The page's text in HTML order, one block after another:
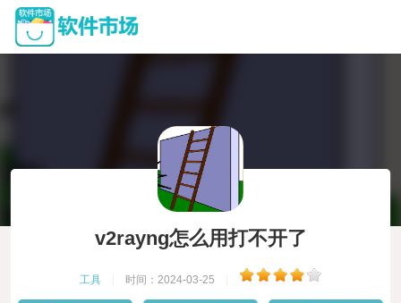
v2rayng怎么用打不开了
工具 时间：2024-03-25